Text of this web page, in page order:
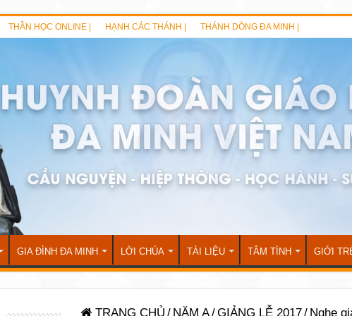
THẦN HỌC ONLINE | HẠNH CÁC THÁNH | THÁNH DÒNG ĐA MINH |
GIA ĐÌNH ĐA MINH LỜI CHÚA TÀI LIỆU TÂM TÌNH GIỚI
TRANG CHỦ / NĂM A/GIẢNG LỄ 2017/ Nghe